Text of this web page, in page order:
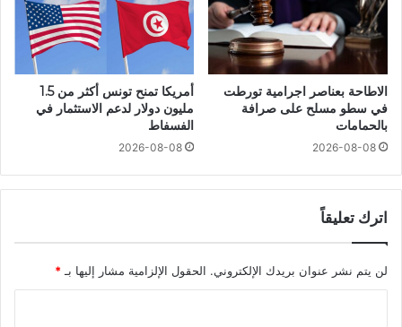
الاطاحة بعناصر اجرامية تورطت
في سطو مسلح على صرافة
بالحمامات
2026-08-08
أمريكا تمنح تونس أكثر من 1.5
مليون دولار لدعم الاستثمار في
الفسفاط
2026-08-08
اترك تعليقاً
لن يتم نشر عنوان بريدك الإلكتروني. الحقول الإلزامية مشار إليها بـ*